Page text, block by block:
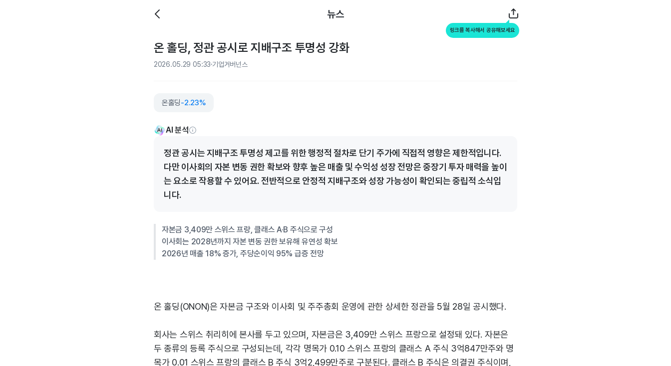
뉴스
링크를 복사해서 공유해보세요
온 홀딩, 정관 공시로 지배구조 투명성 강화
2026.05.29 05:33 기업거버넌스
온홀딩-2.23%
AI 분석
정관 공시는 지배구조 투명성 제고를 위한 행정적 절차로 단기 주가에 직접적 영향은 제한적입니다.
다만 이사회의 자본 변동 권한 확보와 향후 높은 매출 및 수익성 성장 전망은 중장기 투자 매력을 높이
는 요소로 작용할 수 있어요. 전반적으로 안정적 지배구조와 성장 가능성이 확인되는 중립적 소식입
니다.
자본금 3,409만 스위스 프랑, 클래스 A·B 주식으로 구성
이사회는 2028년까지 자본 변동 권한 보유해 유연성 확보
2026년 매출 18% 증가, 주당순이익 95% 급증 전망
온 홀딩(ONON)은 자본금 구조와 이사회 및 주주총회 운영에 관한 상세한 정관을 5월 28일 공시했다.
회사는 스위스 취리히에 본사를 두고 있으며, 자본금은 3,409만 스위스 프랑으로 설정돼 있다. 자본은
두 종류의 등록 주식으로 구성되는데, 각각 명목가 0.10 스위스 프랑의 클래스 A 주식 3억847만주와 명
목가 0.01 스위스 프랑의 클래스 B 주식 3억2,499만주로 구분된다. 클래스 B 주식은 의결권 주식이며,